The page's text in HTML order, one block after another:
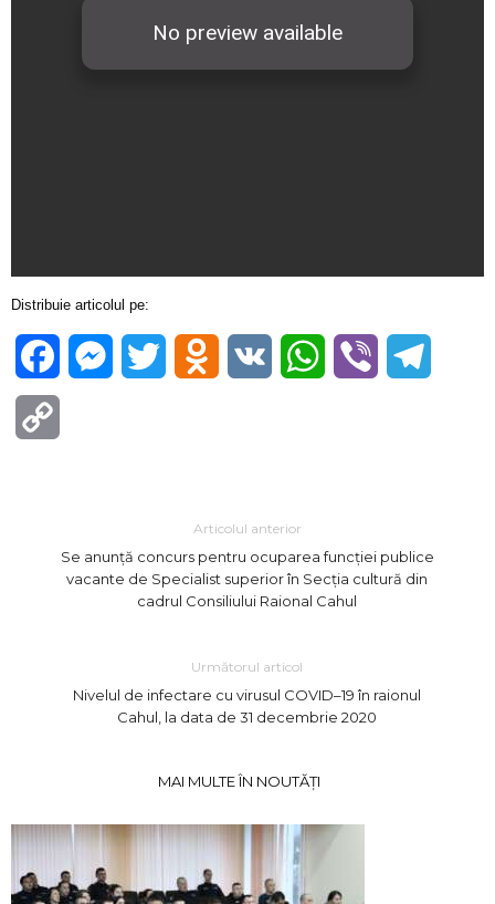
Distribuie articolul pe:
FacebookMessenger
Twitter Odnoklassniki
VK WhatsApp
Viber
Articolul anterior
Se anunță concurs pentru ocuparea funcției publice
vacante de Specialist superior în Secția cultură din
cadrul Consiliului Raional Cahul
Următorul articol
Nivelul de infectare cu virusul COVID–19 în raionul
Cahul, la data de 31 decembrie 2020
MAI MULTE ÎN NOUTĂȚI